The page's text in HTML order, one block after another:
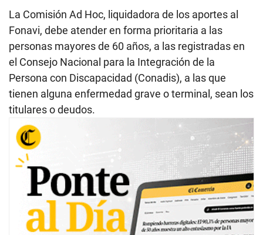
La Comisión Ad Hoc, liquidadora de los aportes al
Fonavi, debe atender en forma prioritaria a las
personas mayores de 60 años, a las registradas en
el Consejo Nacional para la Integración de la
Persona con Discapacidad (Conadis), a las que
tienen alguna enfermedad grave o terminal, sean los
titulares o deudos.